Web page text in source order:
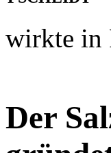
wirkte in
Der